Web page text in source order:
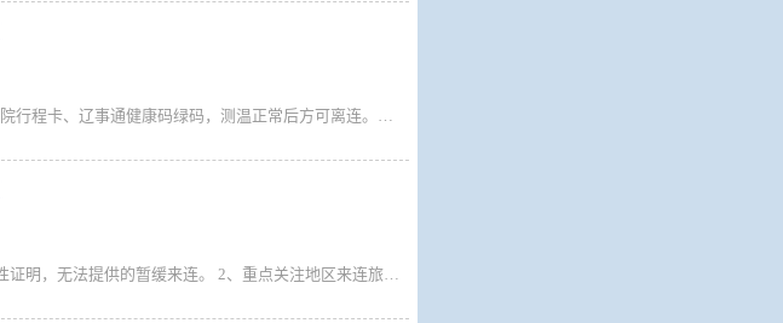
广大旅客： 1.即日起所有乘船离连人员需持国务院行程卡、辽事通健康码绿码，测温正常后方可离连。请离连人员密切关注目的地疫情防控政策，按照目的地属地疫情防控要求，提前准备核酸检测阴性证明等相关手续备查。 2.来自重点管控地区、重点关注地区、行程码有*号的旅客仍需持有48小时核酸方可乘船离连，因未履行目的地属地防疫政策要求的旅客，一切后果自行承担。
1、来（返）连人员需要提供48小时核酸检测阴性证明，无法提供的暂缓来连。 2、重点关注地区来连旅客需持有48小时核酸检测阴性证明外，需填写《港口入连人员健康申报卡》，最后下船。